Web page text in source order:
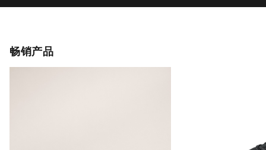
畅销产品